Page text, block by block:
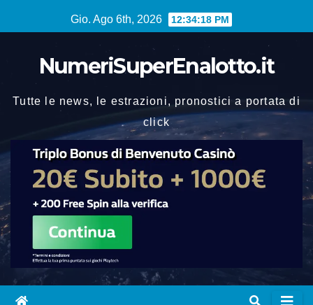
al
Gio. Ago 6th, 2026 12:34:18 PM
NumeriSuperEnalotto.it
Tutte le news, le estrazioni, pronostici a portata di
click